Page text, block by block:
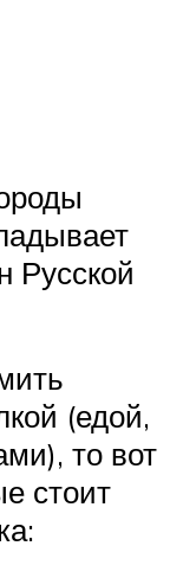
Русской
(едой,
то вот
стоит